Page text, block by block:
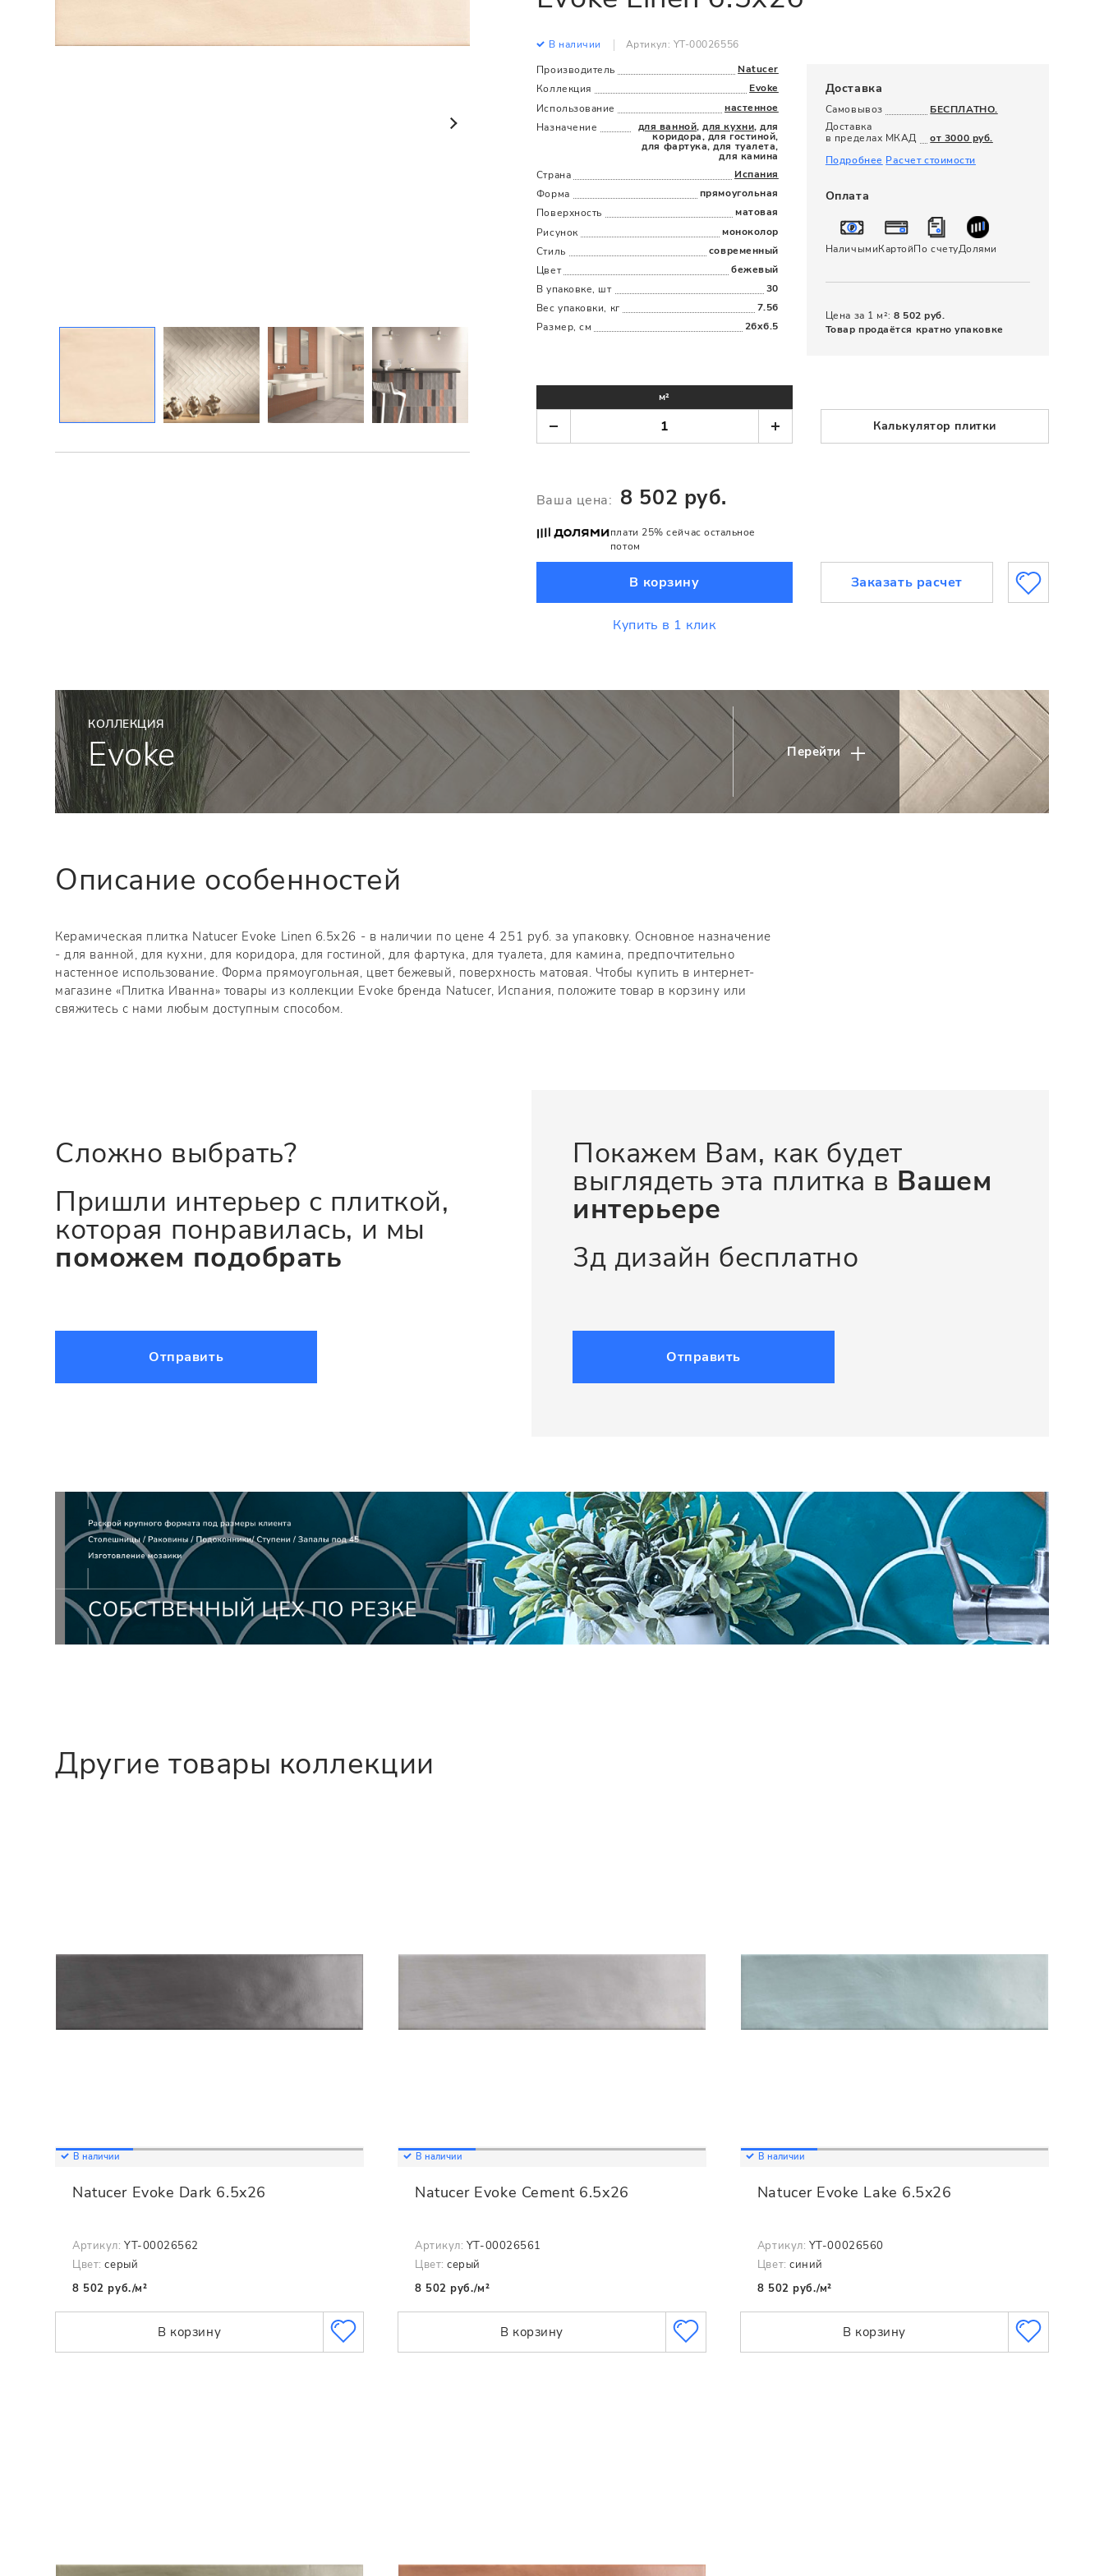
Все
Все
120 x 280
В наличии
Артикул: YT-00026556
Производитель
Natucer
Коллекция
Evoke
Использование
настенное
Назначение
для ванной,для кухни, для
коридора, для гостиной,
для фартука, для туалета,
для камина
Страна
Испания
Форма
прямоугольная
Поверхность
матовая
Рисунок
моноколор
Стиль
современный
Цвет
бежевый
В упаковке, шт
30
Вес упаковки, кг
7.56
Размер, см
26x6.5
Доставка
Самовывоз
БЕСПЛАТНО.
Доставка
в пределах МКАД
от 3000 руб.
Подробнее Расчет стоимости
Оплата
НаличымиКартойПо счетуДолями
Цена за 1 м²: 8 502 руб.
Товар продаётся кратно упаковке
м²
Калькулятор плитки
Ваша цена: 8 502 руб.
плати 25% сейчас остальное
потом
В корзину
Купить в 1 клик
Заказать расчет
КОЛЛЕКЦИЯ
Evoke Перейти
Описание особенностей
Керамическая плитка Natucer Evoke Linen 6.5x26 - в наличии по цене 4 251 руб. за упаковку. Основное назначение
- для ванной, для кухни, для коридора, для гостиной, для фартука, для туалета, для камина, предпочтительно
настенное использование. Форма прямоугольная, цвет бежевый, поверхность матовая. Чтобы купить в интернет-
магазине «Плитка Иванна» товары из коллекции Evoke бренда Natucer, Испания, положите товар в корзину или
свяжитесь с нами любым доступным способом.
Сложно выбрать?
Пришли интерьер с плиткой,
которая понравилась, и мы
поможем подобрать
Отправить
Покажем Вам, как будет
выглядеть эта плитка в Вашем
интерьере
3д дизайн бесплатно
Отправить
Другие товары коллекции
В наличии
Natucer Evoke Dark 6.5x26
Артикул: YT-00026562
Цвет: серый
8 502 руб./м²
В корзину
В наличии
Natucer Evoke Cement 6.5x26
Артикул: YT-00026561
Цвет: серый
8 502 руб./м²
В корзину
В наличии
Natucer Evoke Lake 6.5x26
Артикул: YT-00026560
Цвет: синий
8 502 руб./м²
В корзину